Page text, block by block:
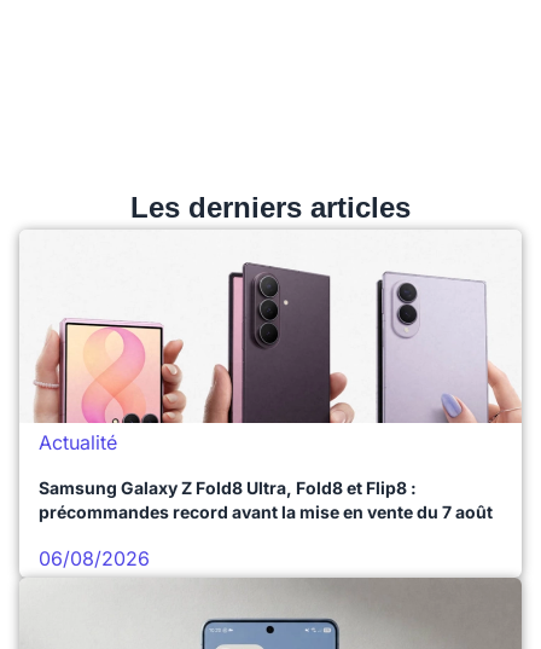
Les derniers articles
Actualité
Samsung Galaxy Z Fold8 Ultra, Fold8 et Flip8 :
précommandes record avant la mise en vente du 7 août
06/08/2026